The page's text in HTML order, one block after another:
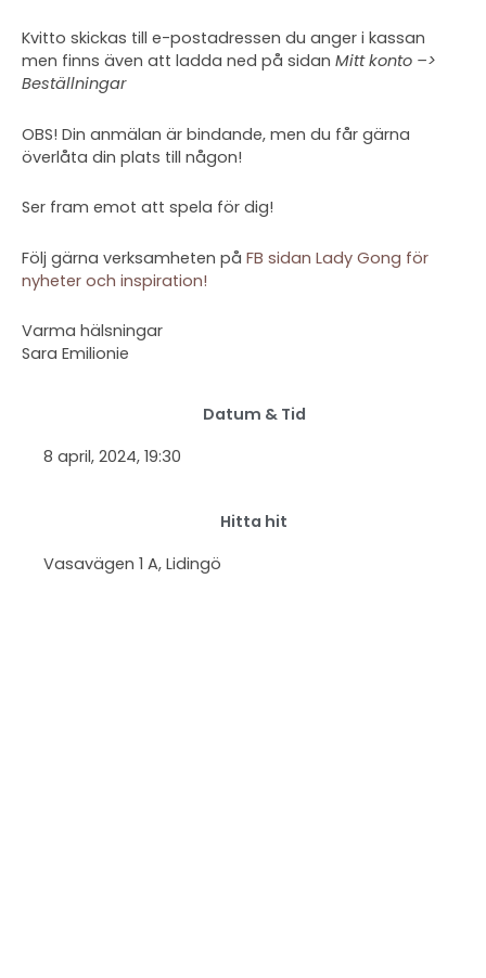
Kvitto skickas till e-postadressen du anger i kassan
men finns även att ladda ned på sidan Mitt konto –>
Beställningar
OBS! Din anmälan är bindande, men du får gärna
överlåta din plats till någon!
Ser fram emot att spela för dig!
Följ gärna verksamheten på FB sidan Lady Gong för
nyheter och inspiration!
Varma hälsningar
Sara Emilionie
Datum & Tid
8 april, 2024, 19:30
Hitta hit
Vasavägen 1 A, Lidingö